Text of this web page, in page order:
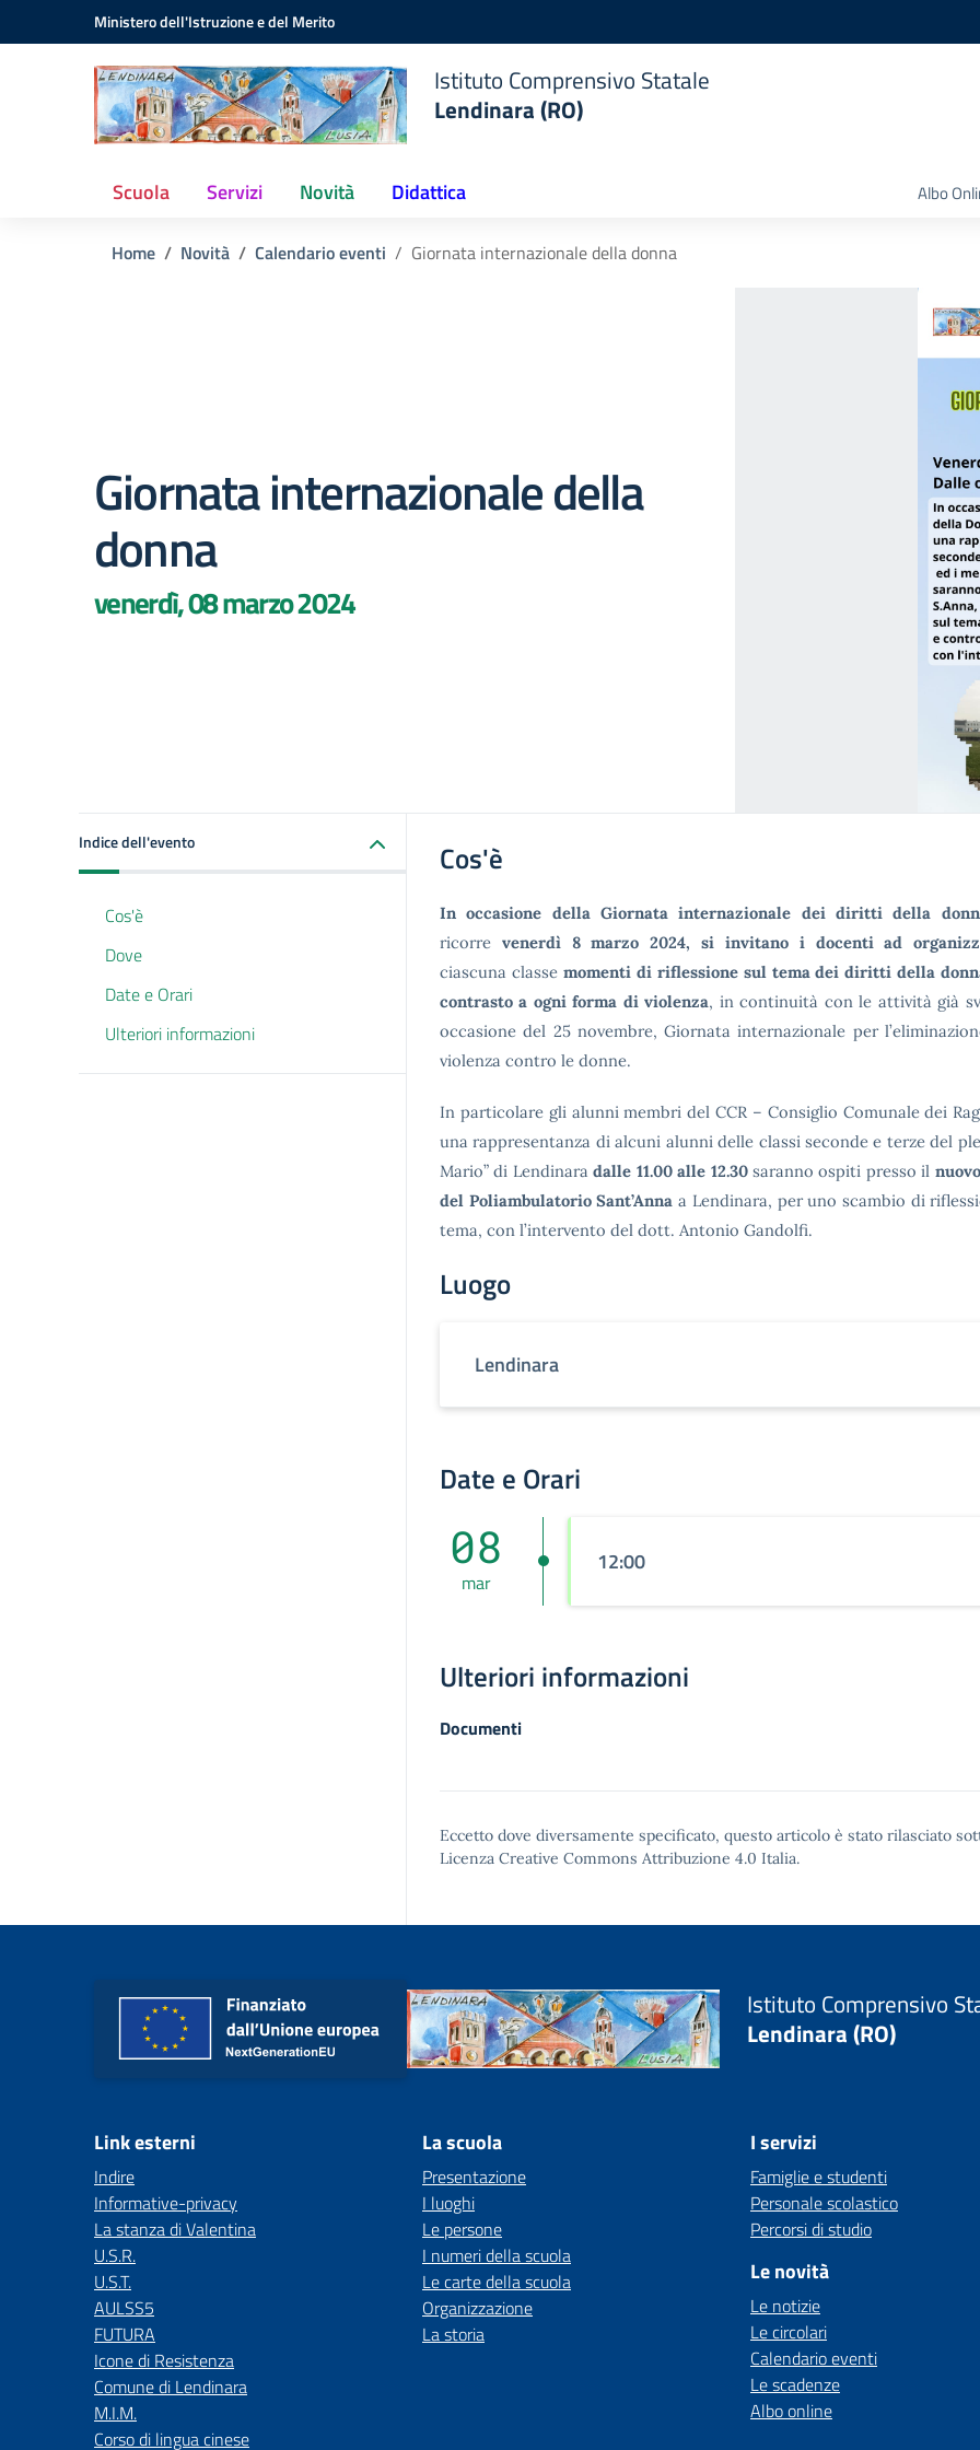
Vai ai contenuti
Vai al menu di navigazioneMinistero dell'Istruzione e del Merito
Comprensivo
Lendinara
Istituto Comprensivo Statale
Lendinara (RO)
Scuola Servizi Novità Didattica Albo
Home Novità Calendario eventi Giornata internazionale della donna
Giornata internazionale della
donna
venerdì, 08 marzo 2024
Indice dell'evento
Cos'è
Dove
Date e Orari
Ulteriori informazioni
Cos'è
In occasione della Giornata internazionale dei diritti della
ricorre venerdì 8 marzo 2024, si invitano i docenti ad
ciascuna classemomenti di riflessione sul tema dei diritti della
contrasto a ogni forma di violenza, in continuità con le attività già
occasione del 25 novembre, Giornata internazionale per
violenza contro le donne.
In particolare gli alunni membri del CCR – Consiglio Comunale dei
una rappresentanza di alcuni alunni delle classi seconde e terze del
Mario” di Lendinaradalle 11.00 alle 12.30saranno ospiti presso il
del Poliambulatorio Sant’Anna a Lendinara, per uno scambio di
tema, con l’intervento del dott. Antonio Gandolfi.
Luogo
Lendinara
Date e Orari
08
mar
12:00
Ulteriori informazioni
Documenti
Eccetto dove diversamente specificato, questo articolo è stato rilasciato
Licenza Creative Commons Attribuzione 4.0 Italia.
Istituto Comprensivo
Lendinara (RO)
Link esterni
Indire
Informative-privacy
La stanza di Valentina
U.S.R.
U.S.T.
AULSS5
FUTURA
Icone di Resistenza
Comune di Lendinara
M.I.M.
Corso di lingua cinese
La scuola
Presentazione
I luoghi
Le persone
I numeri della scuola
Le carte della scuola
Organizzazione
La storia
I servizi
Famiglie e studenti
Personale scolastico
Percorsi di studio
Le novità
Le notizie
Le circolari
Calendario eventi
Le scadenze
Albo online